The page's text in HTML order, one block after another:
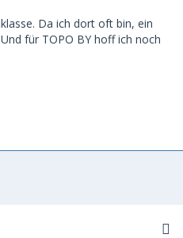
Da ich dort oft bin, ein
für TOPO BY hoff ich noch